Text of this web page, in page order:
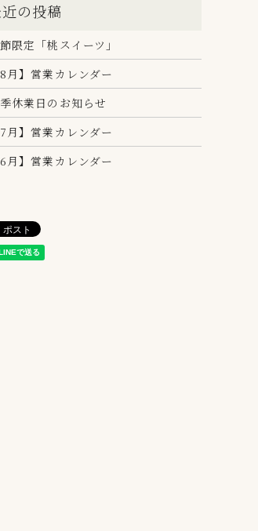
限定「桃スイーツ」
8月】営業カレンダー
休業日のお知らせ
7月】営業カレンダー
6月】営業カレンダー